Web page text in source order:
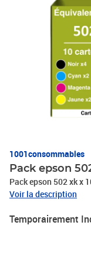
1001consommables
Pack epson
Pack epson 502 xk x
Voir la description
Temporairement